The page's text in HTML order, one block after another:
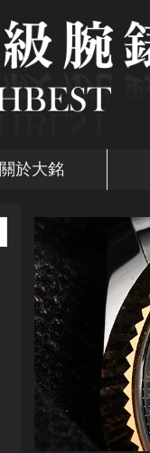
關於大銘